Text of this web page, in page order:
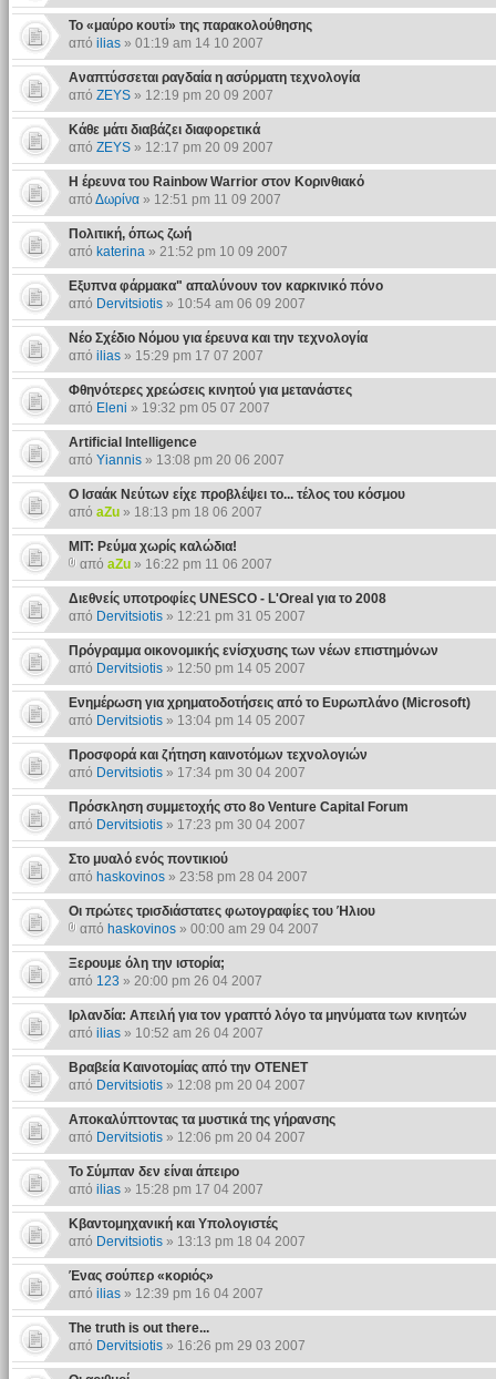
Το «μαύρο κουτί» της παρακολούθησης
από ilias» 01:19 am 14 10 2007
Αναπτύσσεται ραγδαία η ασύρματη τεχνολογία
από ZEYS» 12:19 pm 20 09 2007
Κάθε μάτι διαβάζει διαφορετικά
από ZEYS» 12:17 pm 20 09 2007
Η έρευνα του Rainbow Warrior στον Κορινθιακό
από Δωρίνα» 12:51 pm 11 09 2007
Πολιτική, όπως ζωή
από katerina» 21:52 pm 10 09 2007
Eξυπνα φάρμακα" απαλύνουν τον καρκινικό πόνο
από Dervitsiotis» 10:54 am 06 09 2007
Νέο Σχέδιο Νόμου για έρευνα και την τεχνολογία
από ilias» 15:29 pm 17 07 2007
Φθηνότερες χρεώσεις κινητού για μετανάστες
από Eleni » 19:32 pm 05 07 2007
Artificial Intelligence
από Yiannis» 13:08 pm 20 06 2007
Ο Ισαάκ Νεύτων είχε προβλέψει το... τέλος του κόσμου
από aZu» 18:13 pm 18 06 2007
MIT: Ρεύμα χωρίς καλώδια!
από aZu» 16:22 pm 11 06 2007
Διεθνείς υποτροφίες UNESCO - L'Oreal για το 2008
από Dervitsiotis» 12:21 pm 31 05 2007
Πρόγραμμα οικονομικής ενίσχυσης των νέων επιστημόνων
από Dervitsiotis» 12:50 pm 14 05 2007
Ενημέρωση για χρηματοδοτήσεις από το Ευρωπλάνο (Microsoft)
από Dervitsiotis» 13:04 pm 14 05 2007
Προσφορά και ζήτηση καινοτόμων τεχνολογιών
από Dervitsiotis» 17:34 pm 30 04 2007
Πρόσκληση συμμετοχής στο 8ο Venture Capital Forum
από Dervitsiotis» 17:23 pm 30 04 2007
Στο μυαλό ενός ποντικιού
από haskovinos» 23:58 pm 28 04 2007
Οι πρώτες τρισδιάστατες φωτογραφίες του Ήλιου
από haskovinos» 00:00 am 29 04 2007
Ξερουμε όλη την ιστορία;
από 123 » 20:00 pm 26 04 2007
Ιρλανδία: Απειλή για τον γραπτό λόγο τα μηνύματα των κινητών
από ilias» 10:52 am 26 04 2007
Βραβεία Καινοτομίας από την ΟΤΕΝΕΤ
από Dervitsiotis» 12:08 pm 20 04 2007
Αποκαλύπτοντας τα μυστικά της γήρανσης
από Dervitsiotis» 12:06 pm 20 04 2007
Το Σύμπαν δεν είναι άπειρο
από ilias» 15:28 pm 17 04 2007
Κβαντομηχανική και Υπολογιστές
από Dervitsiotis» 13:13 pm 18 04 2007
Ένας σούπερ «κοριός»
από ilias» 12:39 pm 16 04 2007
The truth is out there...
από Dervitsiotis» 16:26 pm 29 03 2007